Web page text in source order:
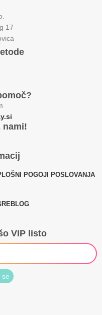
17
nami!
POGOJI POSLOVANJA
BLOG
VIP listo
se